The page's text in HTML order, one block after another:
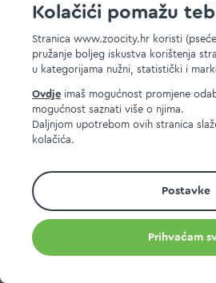
Kolačići pomažu
Stranica www.zoocity.hr koristi
pružanje boljeg iskustva korištenja
u kategorijama nužni, statistički i
Ovdje imaš mogućnost promjene
mogućnost saznati više o njima.
Daljnjom upotrebom ovih stranica
kolačića.
Postavke
Prihvaćam
Premiere poslastica za mačke